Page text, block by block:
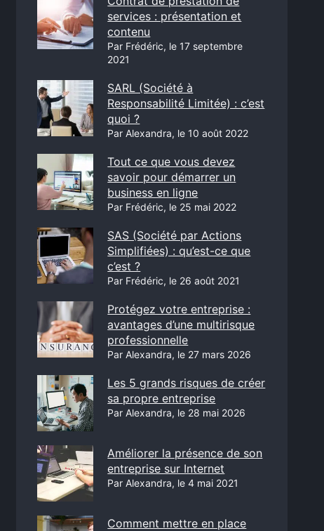
services : présentation et
contenu
Par Frédéric, le 17 septembre
2021
SARL (Société à
Responsabilité Limitée) : c’est
quoi ?
Par Alexandra, le 10 août 2022
Tout ce que vous devez
savoir pour démarrer un
business en ligne
Par Frédéric, le 25 mai 2022
SAS (Société par Actions
Simplifiées) : qu’est-ce que
c’est ?
Par Frédéric, le 26 août 2021
Protégez votre entreprise :
avantages d’une multirisque
professionnelle
Par Alexandra, le 27 mars 2026
Les 5 grands risques de créer
sa propre entreprise
Par Alexandra, le 28 mai 2026
Améliorer la présence de son
entreprise sur Internet
Par Alexandra, le 4 mai 2021
Comment mettre en place